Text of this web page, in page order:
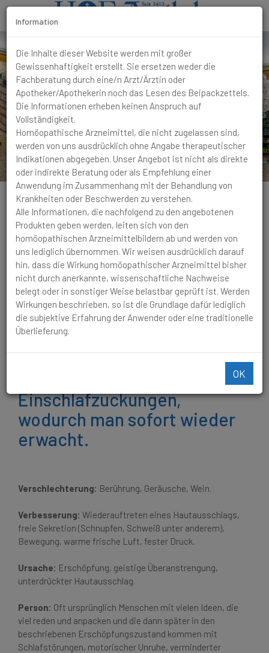
Schlaf Schlafstörungen
Innere und äussere
Unruhe, insbesondere der Beine. Das kann bis zu
Muskelkrämpfen führen oder zu Einschlafzuckungen,
wodurch man sofort wieder erwacht.
Innere und äussere Unruhe,
insbesondere der Beine. Das
kann bis zu Muskelkrämpfen
Einschlafzuckungen,
wodurch man sofort wieder
erwacht.
Verschlechterung: Berührung, Geräusche, Wein.
Verbesserung: Wiederauftreten eines Hautausschlags,
freie Sekretion (Schnupfen, Schweiß unter anderem),
Bewegung, warme frische Luft, fester Druck.
Ursache: Erschöpfung, geistige Überanstrengung,
unterdrückter Hautausschlag.
Person: Oft ursprünglich Menschen mit vielen Ideen, die
viel reden und anpacken und die dann später in den
beschriebenen Erschöpfungszustand kommen mit
Schlafstörungen, motorischer Unruhe, verminderter
Information
Die Inhalte dieser Website werden mit großer
Gewissenhaftigkeit erstellt. Sie ersetzen weder die
Fachberatung durch eine/n Arzt/Ärztin oder
Apotheker/Apothekerin noch das Lesen des Beipackzettels.
Die Informationen erheben keinen Anspruch auf
Vollständigkeit.
Homöopathische Arzneimittel, die nicht zugelassen sind,
werden von uns ausdrücklich ohne Angabe therapeutischer
Indikationen abgegeben. Unser Angebot ist nicht als direkte
oder indirekte Beratung oder als Empfehlung einer
Anwendung im Zusammenhang mit der Behandlung von
Krankheiten oder Beschwerden zu verstehen.
Alle Informationen, die nachfolgend zu den angebotenen
Produkten geben werden, leiten sich von den
homöopathischen Arzneimittelbildern ab und werden von
uns lediglich übernommen. Wir weisen ausdrücklich darauf
hin, dass die Wirkung homöopathischer Arzneimittel bisher
nicht durch anerkannte, wissenschaftliche Nachweise
belegt oder in sonstiger Weise belastbar geprüft ist. Werden
Wirkungen beschrieben, so ist die Grundlage dafür lediglich
die subjektive Erfahrung der Anwender oder eine traditionelle
Überlieferung.
OK